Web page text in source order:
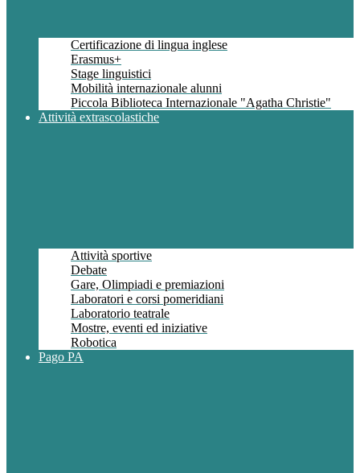
Certificazione di lingua inglese
Erasmus+
Stage linguistici
Mobilità internazionale alunni
Piccola Biblioteca Internazionale "Agatha Christie"
Attività extrascolastiche
Attività sportive
Debate
Gare, Olimpiadi e premiazioni
Laboratori e corsi pomeridiani
Laboratorio teatrale
Mostre, eventi ed iniziative
Robotica
Pago PA